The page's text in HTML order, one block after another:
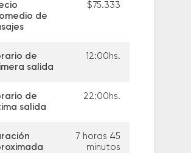
de
$75.333
de
salida
12:00hs.
de
salida
22:00hs.
7 horas 45
minutos